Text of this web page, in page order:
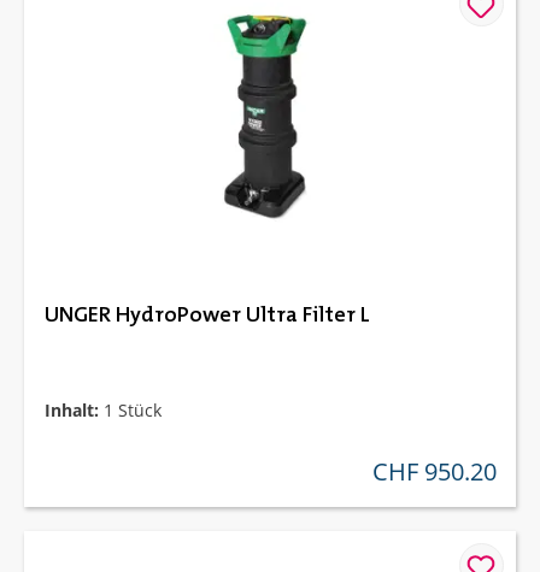
UNGER HydroPower Ultra Filter L
Inhalt: 1 Stück
regulärer preis:
CHF 950.20